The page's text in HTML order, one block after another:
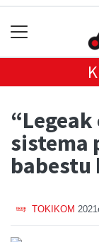
sistema
babestu
TOKIKOM